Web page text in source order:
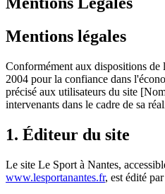
Mentions légales
Conformément aux dispositions
2004 pour la confiance dans
précisé aux utilisateurs du site
intervenants dans le cadre de sa
1. Éditeur du site
Le site Le Sport à Nantes,
www.lesportanantes.fr, est édité